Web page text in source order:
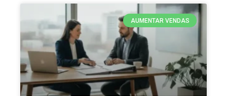
AUMENTAR VENDAS